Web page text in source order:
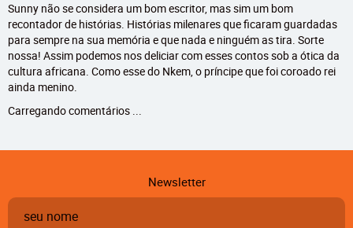
Sunny não se considera um bom escritor, mas sim um bom
recontador de histórias. Histórias milenares que ficaram guardadas
para sempre na sua memória e que nada e ninguém as tira. Sorte
nossa! Assim podemos nos deliciar com esses contos sob a ótica da
cultura africana. Como esse do Nkem, o príncipe que foi coroado rei
ainda menino.
Carregando comentários ...
Newsletter